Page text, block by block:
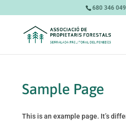
680 346 049
Sample Page
This is an example page. It’s